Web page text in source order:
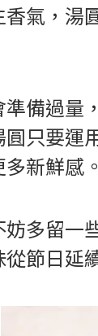
氣，湯
備過量
只要運
新鮮感。
多留一
節日延